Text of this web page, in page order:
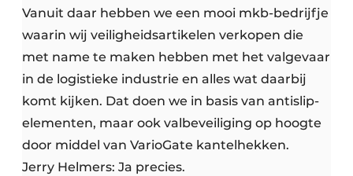
Vanuit daar hebben we een mooi mkb-bedrijfje
waarin wij veiligheidsartikelen verkopen die
met name te maken hebben met het valgevaar
in de logistieke industrie en alles wat daarbij
komt kijken. Dat doen we in basis van antislip-
elementen, maar ook valbeveiliging op hoogte
door middel van VarioGate kantelhekken.
Jerry Helmers: Ja precies.